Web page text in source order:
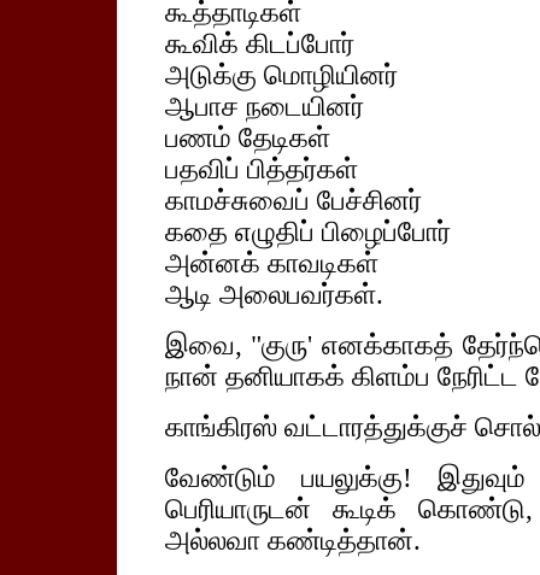
கூத்தாடிகள்
கூவிக் கிடப்போர்
அடுக்கு மொழியினர்
ஆபாச நடையினர்
பணம் தேடிகள்
பதவிப் பித்தர்கள்
காமச்சுவைப் பேச்சினர்
கதை எழுதிப் பிழைப்போர்
அன்னக் காவடிகள்
ஆடி அலைபவர்கள்.
இவை, "குரு' எனக்காகத்
நான் தனியாகக் கிளம்ப நேரிட்ட
காங்கிரஸ் வட்டாரத்துக்குச்
வேண்டும் பயலுக்கு!
பெரியாருடன் கூடிக்
அல்லவா கண்டித்தான்.